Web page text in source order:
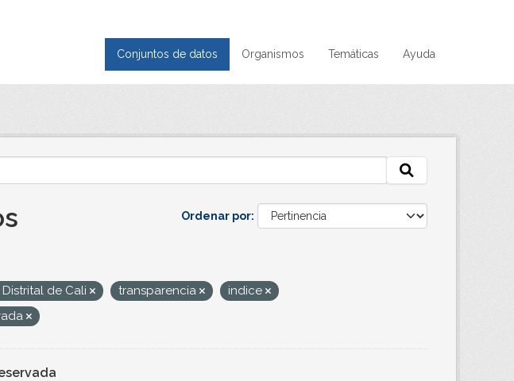
Conjuntos de datos Organismos Temáticas Ayuda
Ordenar por
de Cali transparencia
indice